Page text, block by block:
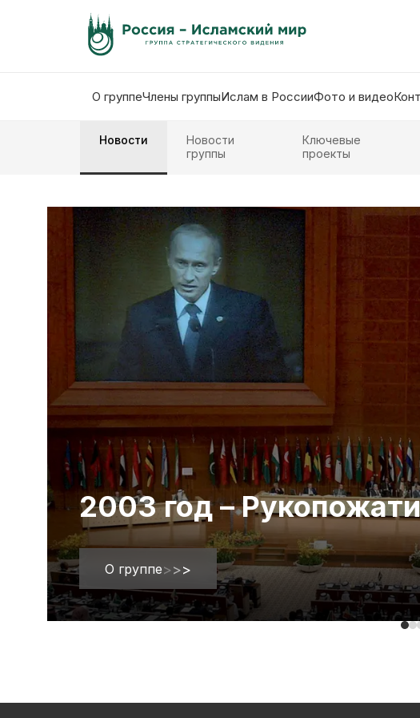
О группеЧлены группыИслам в РоссииФото и видео
Новости
Новости
группы
Ключевые
проекты
2003 год –
О группе>>>